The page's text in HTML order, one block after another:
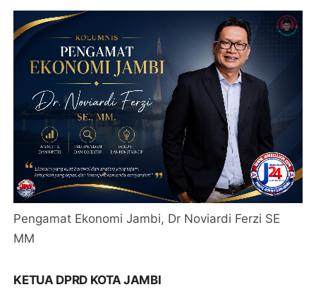
Pengamat Ekonomi Jambi, Dr Noviardi Ferzi SE
MM
KETUA DPRD KOTA JAMBI